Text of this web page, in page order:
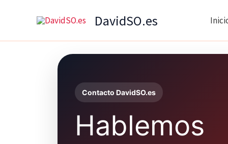
DavidSO.es
Contacto DavidSO.es
Hablemos